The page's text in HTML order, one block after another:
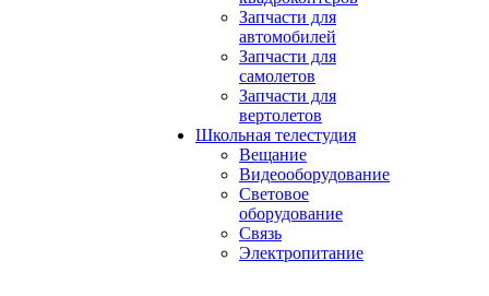
Запчасти для
автомобилей
Запчасти для
самолетов
Запчасти для
вертолетов
Школьная телестудия
Вещание
Видеооборудование
Световое
оборудование
Связь
Электропитание